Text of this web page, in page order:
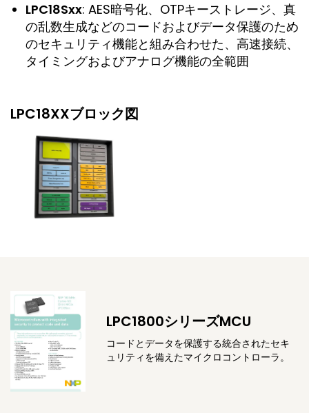
LPC18Sxx: AES暗号化、OTPキーストレージ、真
の乱数生成などのコードおよびデータ保護のため
のセキュリティ機能と組み合わせた、高速接続、
タイミングおよびアナログ機能の全範囲
LPC18XXブロック図
LPC1800シリーズMCU
コードとデータを保護する統合されたセキ
ュリティを備えたマイクロコントローラ。